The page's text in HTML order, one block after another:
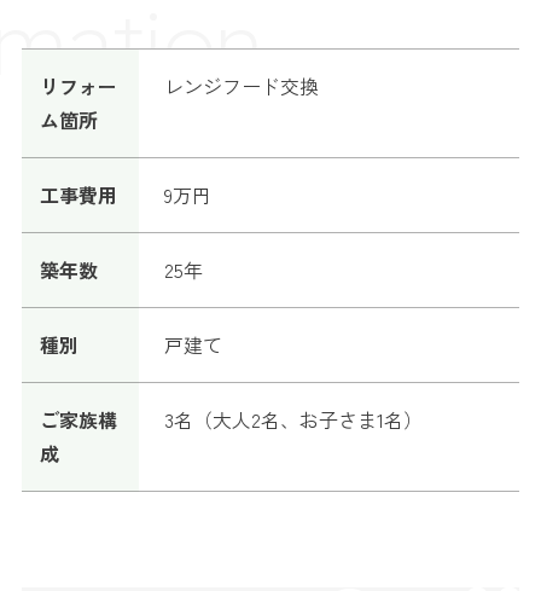
リフォー
ム箇所
レンジフード交換
工事費用 9万円
築年数 25年
種別 戸建て
ご家族構
成
3名（大人2名、お子さま1名）